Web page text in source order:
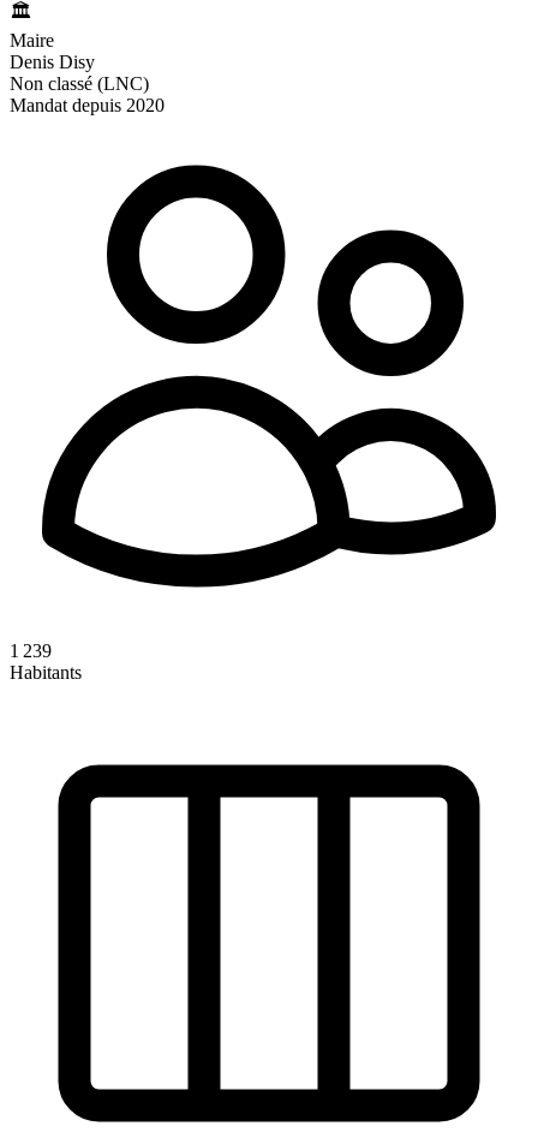
🏛️
Maire
Denis Disy
Non classé (LNC)
Mandat depuis 2020
1 239
Habitants